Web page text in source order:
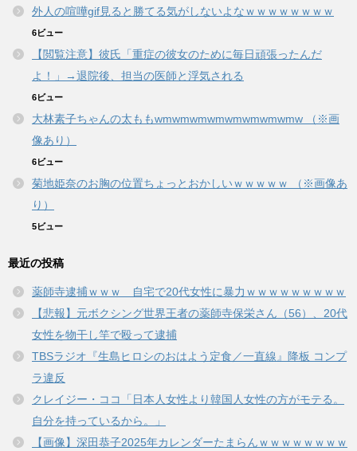
外人の喧嘩gif見ると勝てる気がしないよなｗｗｗｗｗｗｗｗ
6ビュー
【閲覧注意】彼氏「重症の彼女のために毎日頑張ったんだ
よ！」→退院後、担当の医師と浮気される
6ビュー
大林素子ちゃんの太ももwmwmwmwmwmwmwmwmw （※画
像あり）
6ビュー
菊地姫奈のお胸の位置ちょっとおかしいｗｗｗｗｗ （※画像あ
り）
5ビュー
最近の投稿
薬師寺逮捕ｗｗｗ 自宅で20代女性に暴力ｗｗｗｗｗｗｗｗｗ
【悲報】元ボクシング世界王者の薬師寺保栄さん（56）、20代
女性を物干し竿で殴って逮捕
TBSラジオ『生島ヒロシのおはよう定食／一直線』降板 コンプ
ラ違反
クレイジー・ココ「日本人女性より韓国人女性の方がモテる。
自分を持っているから。」
【画像】深田恭子2025年カレンダーたまらんｗｗｗｗｗｗｗｗ